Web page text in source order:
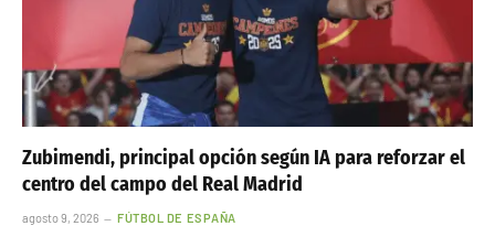
Zubimendi, principal opción según IA para reforzar el
centro del campo del Real Madrid
agosto 9, 2026 FÚTBOL DE ESPAÑA